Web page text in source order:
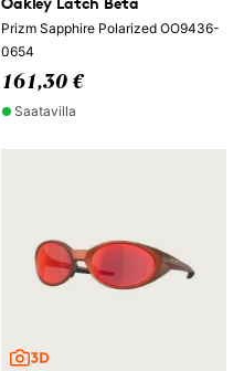
Prizm Sapphire Polarized OO9436-
0654
161,30 €
Saatavilla